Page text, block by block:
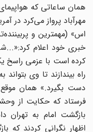
همان ساعاتی که هواپیمای
مهرآباد پرواز می‌کرد در
اس» (مهمترین و
خبری خود اعلام
کرده است با عزمی راسخ
راه بیندازند تا وی بتواند به
دست بگیرد.» همان موقع
فرستاد که حکایت از
بازگشت امام به تهران
اظهار نگرانی کردند که